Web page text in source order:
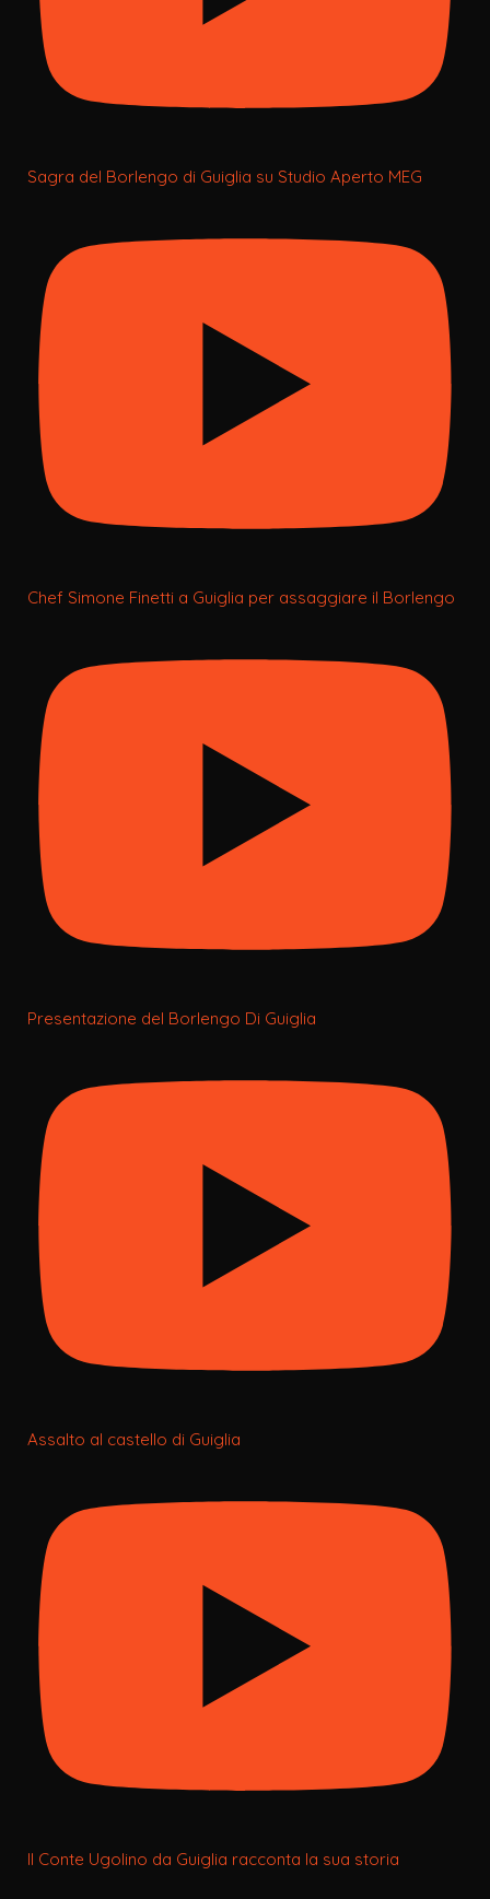
Sagra del Borlengo di Guiglia su Studio Aperto MEG
Chef Simone Finetti a Guiglia per assaggiare il Borlengo
Presentazione del Borlengo Di Guiglia
Assalto al castello di Guiglia
Il Conte Ugolino da Guiglia racconta la sua storia